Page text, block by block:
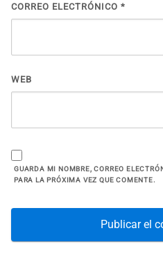
CORREO ELECTRÓNICO *
WEB
GUARDA MI NOMBRE, CORREO
PARA LA PRÓXIMA VEZ QUE COMENTE.